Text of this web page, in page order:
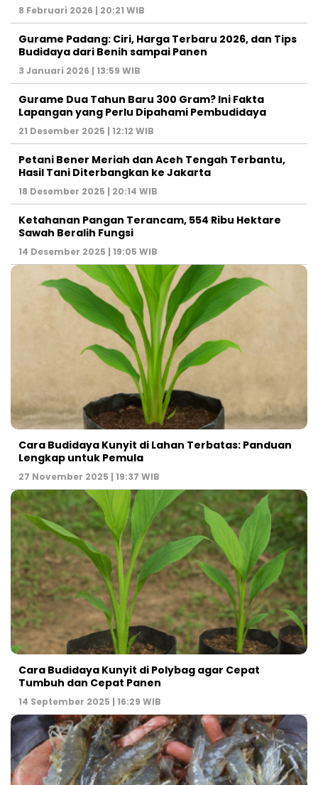
8 Februari 2026 | 20:21 WIB
Gurame Padang: Ciri, Harga Terbaru 2026, dan Tips
Budidaya dari Benih sampai Panen
3 Januari 2026 | 13:59 WIB
Gurame Dua Tahun Baru 300 Gram? Ini Fakta
Lapangan yang Perlu Dipahami Pembudidaya
21 Desember 2025 | 12:12 WIB
Petani Bener Meriah dan Aceh Tengah Terbantu,
Hasil Tani Diterbangkan ke Jakarta
18 Desember 2025 | 20:14 WIB
Ketahanan Pangan Terancam, 554 Ribu Hektare
Sawah Beralih Fungsi
14 Desember 2025 | 19:05 WIB
Cara Budidaya Kunyit di Lahan Terbatas: Panduan
Lengkap untuk Pemula
27 November 2025 | 19:37 WIB
Cara Budidaya Kunyit di Polybag agar Cepat
Tumbuh dan Cepat Panen
14 September 2025 | 16:29 WIB